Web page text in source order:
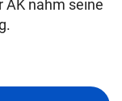
AK nahm seine